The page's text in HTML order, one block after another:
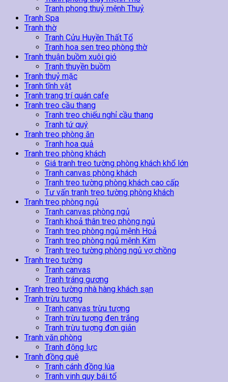
Tranh phong thuỷ mệnh Thuỷ
Tranh Spa
Tranh thờ
Tranh Cửu Huyền Thất Tổ
Tranh hoa sen treo phòng thờ
Tranh thuận buồm xuôi gió
Tranh thuyền buồm
Tranh thuỷ mặc
Tranh tĩnh vật
Tranh trang trí quán cafe
Tranh treo cầu thang
Tranh treo chiếu nghỉ cầu thang
Tranh tứ quý
Tranh treo phòng ăn
Tranh hoa quả
Tranh treo phòng khách
Giá tranh treo tường phòng khách khổ lớn
Tranh canvas phòng khách
Tranh treo tường phòng khách cao cấp
Tư vấn tranh treo tường phòng khách
Tranh treo phòng ngủ
Tranh canvas phòng ngủ
Tranh khoả thân treo phòng ngủ
Tranh treo phòng ngủ mệnh Hoả
Tranh treo phòng ngủ mệnh Kim
Tranh treo tường phòng ngủ vợ chồng
Tranh treo tường
Tranh canvas
Tranh tráng gương
Tranh treo tường nhà hàng khách sạn
Tranh trừu tượng
Tranh canvas trừu tượng
Tranh trừu tượng đen trắng
Tranh trừu tượng đơn giản
Tranh văn phòng
Tranh động lực
Tranh đồng quê
Tranh cánh đồng lúa
Tranh vinh quy bái tổ